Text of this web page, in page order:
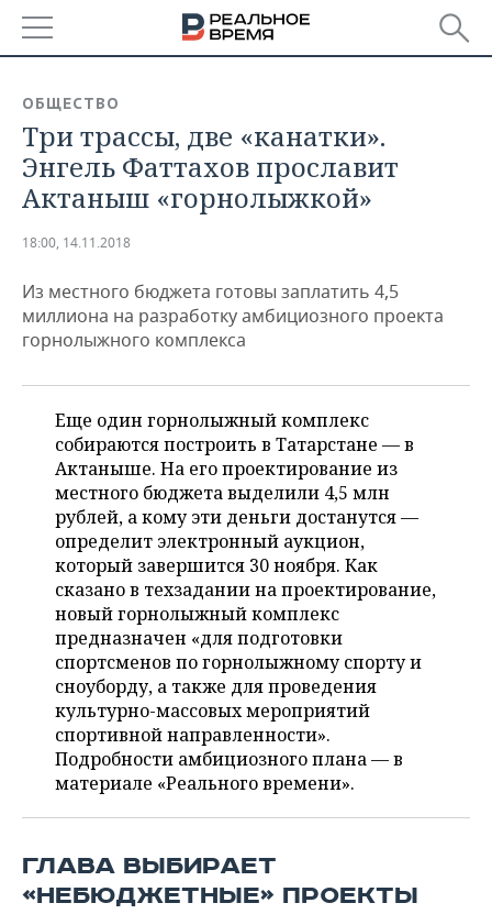
БАШКОРТОСТАН
ТАТАРСТАН
НОВОСТИ
АНАЛИТИКА
ДЕКЛАРАЦИИ О ДОХОДАХ
КОРОЛИ ГОСЗАКАЗА ПФО
ВУЗЫ ТАТАРСТАНА
КОМУ ПРИНАДЛЕЖАТ
ТОРГОВЫЕ ЦЕНТРЫ
ТАТАРСТАНА
НОВОСТИ ЭКОНОМИКИ
ФИНАНСЫ
БАНКИ
БЮДЖЕТ
ИНВЕСТИЦИИ
ПРОМЫШЛЕННОСТЬ
НОВОСТИ
ПРОМЫШЛЕННОСТИ
МАШИНОСТРОЕНИЕ
НЕФТЕХИМИЯ
НЕФТЬ
ОПК
ЭНЕРГЕТИКА
НЕДВИЖИМОСТЬ
НОВОСТИ НЕДВИЖИМОСТИ
АВТО
НОВОСТИ АВТО
БИЗНЕС
НОВОСТИ БИЗНЕСА
РОЗНИЧНАЯ ТОРГОВЛЯ
ТРАНСПОРТ
УСЛУГИ
ТЕХНОЛОГИИ
НОВОСТИ ТЕХНОЛОГИЙ
МЕДИА
ТЕЛЕКОММУНИКАЦИИ
МЕРОПРИЯТИЯ
НОВОСТИ МЕРОПРИЯТИЙ
ВЫЕЗДНАЯ РЕДАКЦИЯ
БИЗНЕС-БРАНЧИ
ONLINE-КОНФЕРЕНЦИИ
ОТКРЫТАЯ ЛЕКЦИЯ
СПОРТ
НОВОСТИ СПОРТА
ФУТБОЛ
ХОККЕЙ
БАСКЕТБОЛ
КИБЕРСПОРТ
ОБЩЕСТВО
НОВОСТИ ОБЩЕСТВА
ВЛАСТЬ
ИНФРАСТРУКТУРА
КУЛЬТУРА
ФОТОГАЛЕРЕЯ
СЮЖЕТЫ
СПРАВОЧНИК
СПИСОК КОМПАНИЙ
ОБЩЕСТВО
Три трассы, две «канатки».
Энгель Фаттахов прославит
Актаныш «горнолыжкой»
18:00, 14.11.2018
Из местного бюджета готовы заплатить 4,5
миллиона на разработку амбициозного проекта
горнолыжного комплекса
Еще один горнолыжный комплекс
собираются построить в Татарстане — в
Актаныше. На его проектирование из
местного бюджета выделили 4,5 млн
рублей, а кому эти деньги достанутся —
определит электронный аукцион,
который завершится 30 ноября. Как
сказано в техзадании на проектирование,
новый горнолыжный комплекс
предназначен «для подготовки
спортсменов по горнолыжному спорту и
сноуборду, а также для проведения
культурно-массовых мероприятий
спортивной направленности».
Подробности амбициозного плана — в
материале «Реального времени».
ГЛАВА ВЫБИРАЕТ
«НЕБЮДЖЕТНЫЕ» ПРОЕКТЫ